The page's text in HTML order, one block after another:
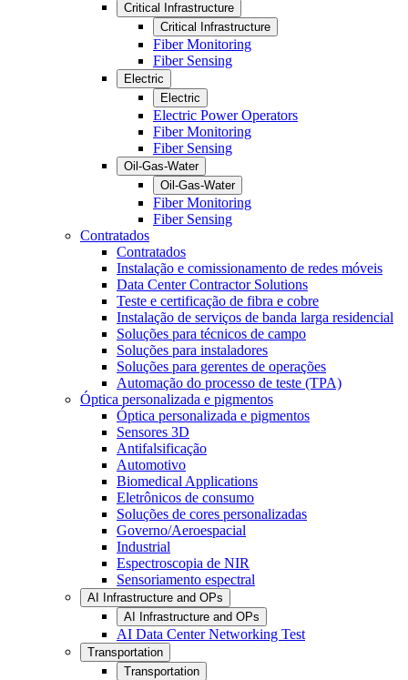
Critical Infrastructure
Critical Infrastructure
Fiber Monitoring
Fiber Sensing
Electric
Electric
Electric Power Operators
Fiber Monitoring
Fiber Sensing
Oil-Gas-Water
Oil-Gas-Water
Fiber Monitoring
Fiber Sensing
Contratados
Contratados
Instalação e comissionamento de redes móveis
Data Center Contractor Solutions
Teste e certificação de fibra e cobre
Instalação de serviços de banda larga residencial
Soluções para técnicos de campo
Soluções para instaladores
Soluções para gerentes de operações
Automação do processo de teste (TPA)
Óptica personalizada e pigmentos
Óptica personalizada e pigmentos
Sensores 3D
Antifalsificação
Automotivo
Biomedical Applications
Eletrônicos de consumo
Soluções de cores personalizadas
Governo/Aeroespacial
Industrial
Espectroscopia de NIR
Sensoriamento espectral
AI Infrastructure and OPs
AI Infrastructure and OPs
AI Data Center Networking Test
Transportation
Transportation